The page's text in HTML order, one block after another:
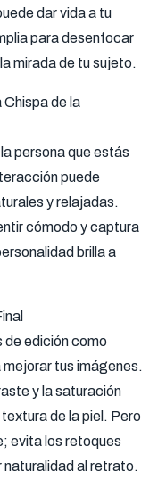
dar vida a tu
para desenfocar
mirada de tu sujeto.
de la
persona que estás
puede
y relajadas.
cómodo y captura
brilla a
de edición como
tus imágenes.
y la saturación
de la piel. Pero
evita los retoques
al retrato.